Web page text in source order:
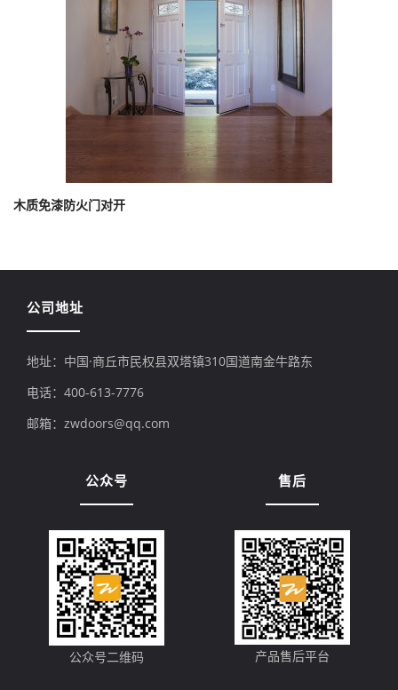
木质免漆防火门对开
公司地址
地址：中国·商丘市民权县双塔镇310国道南金牛路东
电话：400-613-7776
邮箱：zwdoors@qq.com
公众号
公众号二维码
售后
产品售后平台